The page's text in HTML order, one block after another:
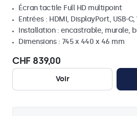
Écran tactile Full HD multipoint
Entrées : HDMI, DisplayPort, USB-C,
Installation : encastrable, murale,
Dimensions : 745 x 440 x 46 mm
CHF 839,00
Voir